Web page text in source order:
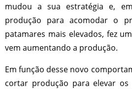
mudou a sua estratégia e,
produção para acomodar o
patamares mais elevados, fez
vem aumentando a produção.
Em função desse novo
cortar produção para elevar os